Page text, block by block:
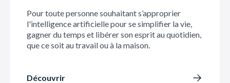
Pour toute personne souhaitant s’approprier
l'intelligence artificielle pour se simplifier la vie,
gagner du temps et libérer son esprit au quotidien,
que ce soit au travail ou à la maison.
Découvrir